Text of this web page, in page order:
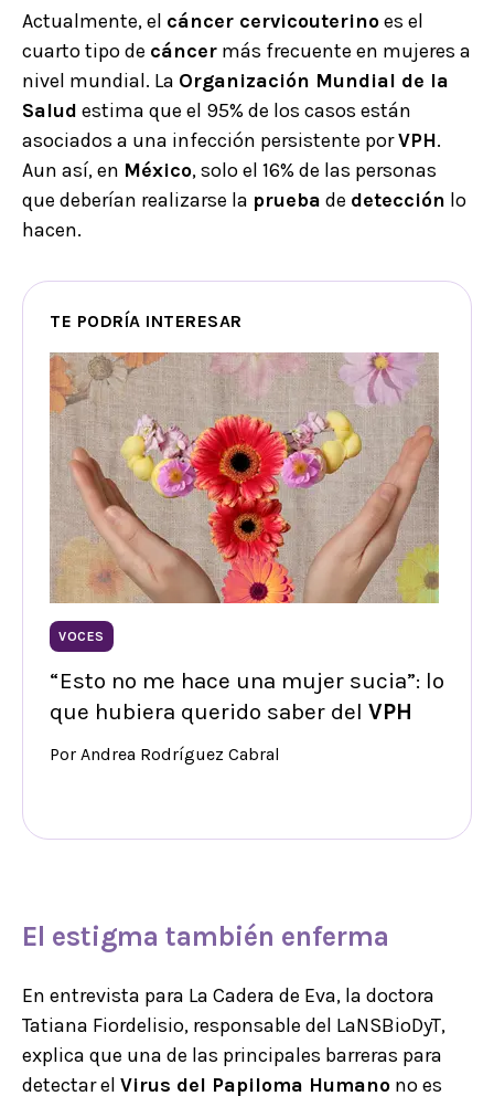
Actualmente, el cáncer cervicouterinoes el
cuarto tipo de cáncer más frecuente en mujeres a
nivel mundial. La Organización Mundial de la
Salud estima que el 95% de los casos están
asociados a una infección persistente porVPH.
Aun así, en México, solo el 16% de las personas
que deberían realizarse la prueba de detección lo
hacen.
TE PODRÍA INTERESAR
VOCES
“Esto no me hace una mujer sucia”: lo
que hubiera querido saber del VPH
Por Andrea Rodríguez Cabral
El estigma también enferma
En entrevista para La Cadera de Eva, la doctora
Tatiana Fiordelisio, responsable del LaNSBioDyT,
explica que una de las principales barreras para
detectar el Virus del Papiloma Humano no es